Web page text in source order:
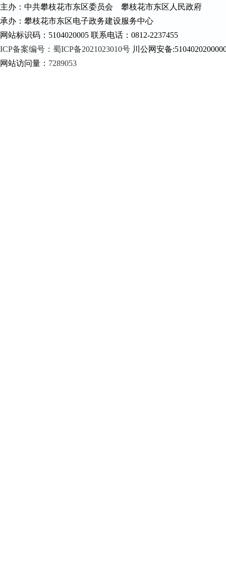
主办：中共攀枝花市东区委员会 攀枝花市东区人民政府
承办：攀枝花市东区电子政务建设服务中心
网站标识码：5104020005 联系电话：0812-2237455
ICP备案编号：蜀ICP备2021023010号 川公网安备
网站访问量： 7289053